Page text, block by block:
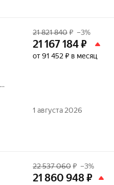
21 821 840₽ –3%
21 167 184₽
от 91 452 ₽ в месяц
1 августа 2026
22 537 060₽ –3%
21 860 948₽